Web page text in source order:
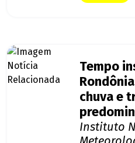
Tempo
chuva e
Instituto